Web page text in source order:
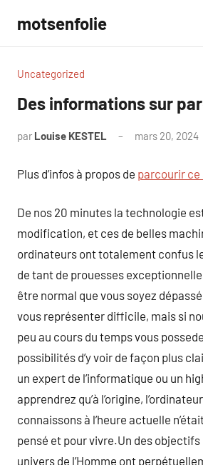
contenu
motsenfolie
Uncategorized
Des informations sur
par Louise KESTEL mars 20, 2024
Plus d’infos à propos de parcourir ce
De nos 20 minutes la technologie
modification, et ces de belles
ordinateurs ont totalement confus
de tant de prouesses
être normal que vous soyez
vous représenter difficile, mais si
peu au cours du temps vous
possibilités d’y voir de façon plus
un expert de l’informatique ou un
apprendrez qu’à l’origine,
connaissons à l’heure actuelle
pensé et pour vivre.Un des
univers de l’Homme ont